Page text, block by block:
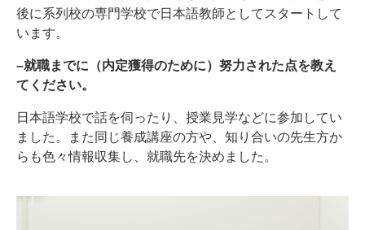
後に系列校の専門学校で日本語教師としてスタートして
います。
–就職までに（内定獲得のために）努力された点を教え
てください。
日本語学校で話を伺ったり、授業見学などに参加してい
ました。また同じ養成講座の方や、知り合いの先生方か
らも色々情報収集し、就職先を決めました。